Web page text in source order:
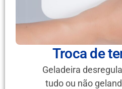
Troca de
Geladeira
tudo ou não